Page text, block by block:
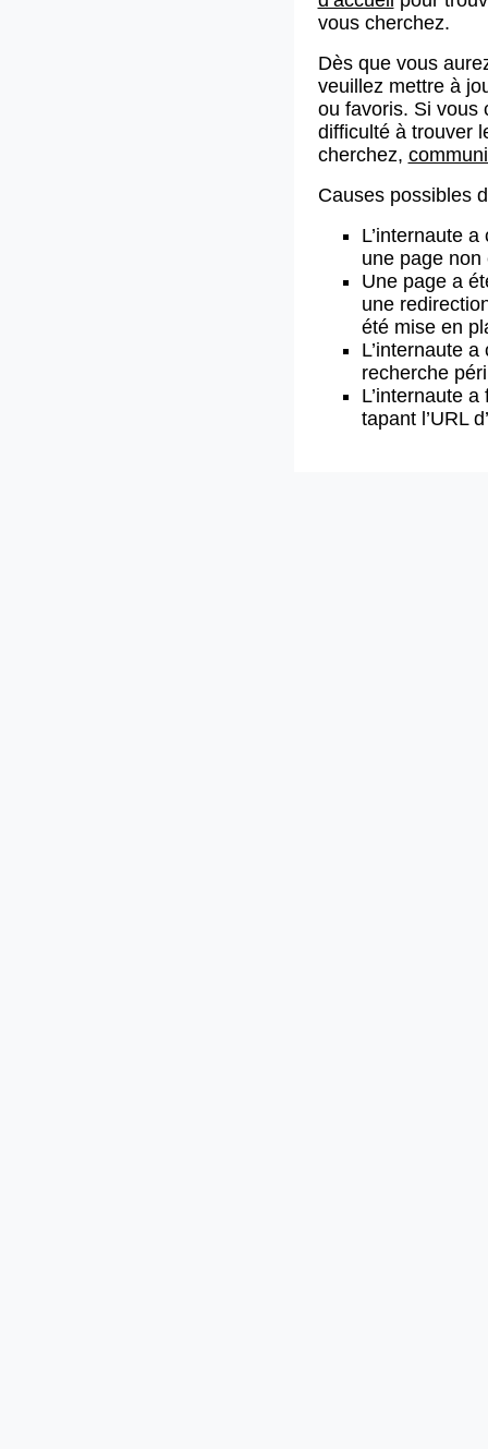
vous cherchez.
Dès que vous
veuillez mettre à
ou favoris. Si vous
difficulté à trouver
cherchez,
Causes possibles
L’internaute
une page non
Une page a
une
été mise en
L’internaute
recherche
L’internaute
tapant l’URL